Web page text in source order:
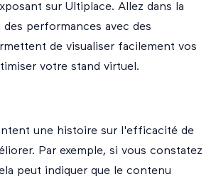
sur Ultiplace. Allez dans la
performances avec des
de visualiser facilement vos
votre stand virtuel.
une histoire sur l'efficacité de
Par exemple, si vous constatez
peut indiquer que le contenu